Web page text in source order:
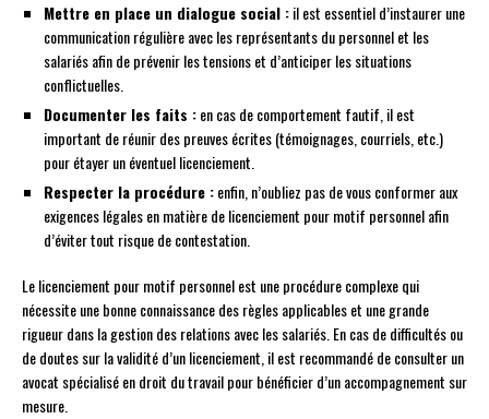
Mettre en place un dialogue social :il est essentiel d’instaurer une
communication régulière avec les représentants du personnel et les
salariés afin de prévenir les tensions et d’anticiper les situations
conflictuelles.
Documenter les faits :en cas de comportement fautif, il est
important de réunir des preuves écrites (témoignages, courriels, etc.)
pour étayer un éventuel licenciement.
Respecter la procédure :enfin, n’oubliez pas de vous conformer aux
exigences légales en matière de licenciement pour motif personnel afin
d’éviter tout risque de contestation.
Le licenciement pour motif personnel est une procédure complexe qui
nécessite une bonne connaissance des règles applicables et une grande
rigueur dans la gestion des relations avec les salariés. En cas de difficultés ou
de doutes sur la validité d’un licenciement, il est recommandé de consulter un
avocat spécialisé en droit du travail pour bénéficier d’un accompagnement sur
mesure.